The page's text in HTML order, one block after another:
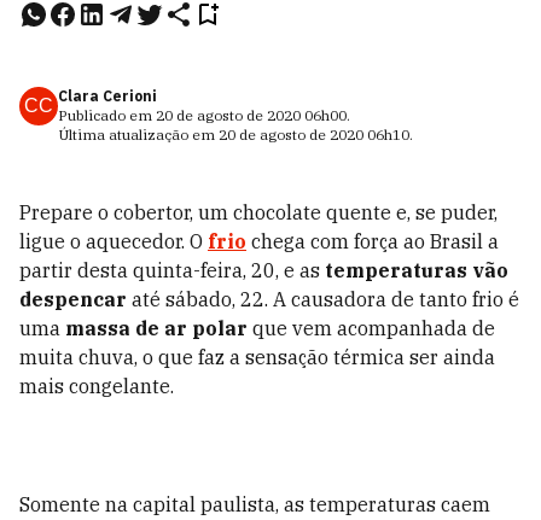
CC Clara Cerioni
Publicado em 20 de agosto de 2020 06h00.
Última atualização em 20 de agosto de 2020 06h10.
Prepare o cobertor, um chocolate quente e, se puder,
ligue o aquecedor. O frio chega com força ao Brasil a
partir desta quinta-feira, 20, e as temperaturas vão
despencar até sábado, 22. A causadora de tanto frio é
uma massa de ar polar que vem acompanhada de
muita chuva, o que faz a sensação térmica ser ainda
mais congelante.
Somente na capital paulista, as temperaturas caem